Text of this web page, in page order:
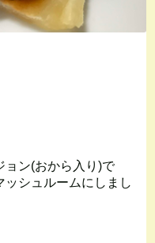
ョン(おから入り)で
シュルームにしまし